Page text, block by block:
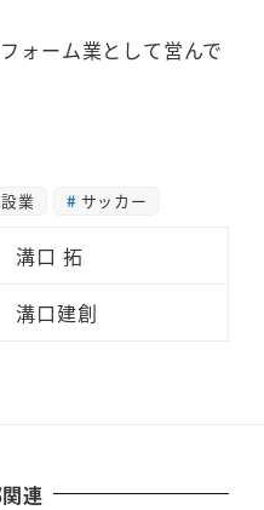
ォーム業として営んで
業 サッカー
溝口 拓
溝口建創
連